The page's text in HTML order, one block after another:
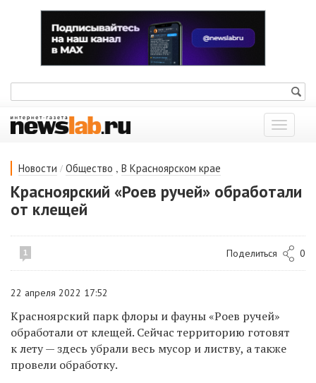
Показать
меню
Новости / Общество , В Красноярском крае
Красноярский «Роев ручей» обработали
от клещей
1 Поделиться 0
22 апреля 2022 17:52
Красноярский парк флоры и фауны «Роев ручей»
обработали от клещей. Сейчас территорию готовят
к лету — здесь убрали весь мусор и листву, а также
провели обработку.